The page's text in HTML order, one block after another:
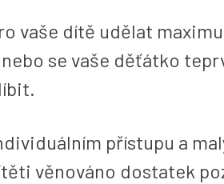
vaše dítě udělat
se vaše děťátko
přístupu a
věnováno dostatek